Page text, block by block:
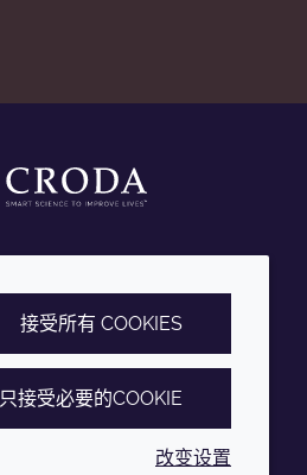
接受所有 COOKIES
只接受必要的COOKIE
改变设置